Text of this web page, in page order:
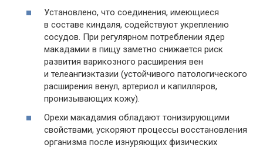
Установлено, что соединения, имеющиеся
в составе киндаля, содействуют укреплению
сосудов. При регулярном потреблении ядер
макадамии в пищу заметно снижается риск
развития варикозного расширения вен
и телеангиэктазии (устойчивого патологического
расширения венул, артериол и капилляров,
пронизывающих кожу).
Орехи макадамия обладают тонизирующими
свойствами, ускоряют процессы восстановления
организма после изнуряющих физических